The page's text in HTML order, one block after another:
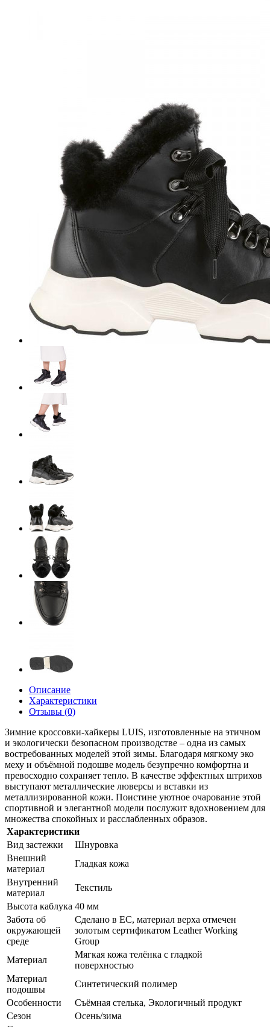
Описание
Характеристики
Отзывы (0)
Зимние кроссовки-хайкеры LUIS, изготовленные на этичном
и экологически безопасном производстве – одна из самых
востребованных моделей этой зимы. Благодаря мягкому эко
меху и объёмной подошве модель безупречно комфортна и
превосходно сохраняет тепло. В качестве эффектных штрихов
выступают металлические люверсы и вставки из
металлизированной кожи. Поистине уютное очарование этой
спортивной и элегантной модели послужит вдохновением для
множества спокойных и расслабленных образов.
Характеристики
Вид застежки
Шнуровка
Внешний
материал
Гладкая кожа
Внутренний
материал
Текстиль
Высота каблука 40 мм
Забота об
окружающей
среде
Сделано в ЕС, материал верха отмечен
золотым сертификатом Leather Working
Group
Материал
Мягкая кожа телёнка с гладкой
поверхностью
Материал
подошвы
Синтетический полимер
Особенности
Съёмная стелька, Экологичный продукт
Сезон
Осень/зима